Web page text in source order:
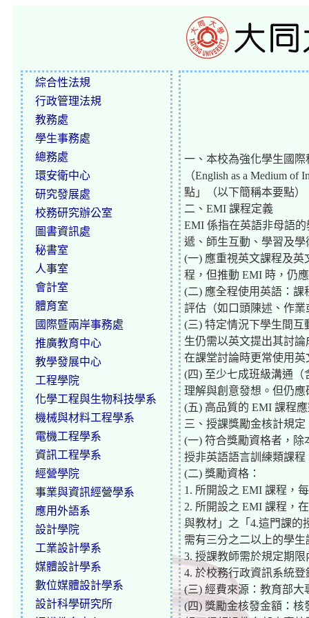
綜合性法規
行政管理法規
教務處
學生事務處
總務處
環安衛中心
研究發展處
校務研究辦公室
圖書資訊處
秘書室
人事室
會計室
體育室
國際暨兩岸事務處
推廣教育中心
教學發展中心
工程學院
化學工程與生物科技學系
機械與材料工程學系
電機工程學系
資訊工程學系
經營學院
事業與資訊經營學系
應用外語系
設計學院
工業設計學系
媒體設計學系
數位媒體設計學系
設計科學研究所
一、本校為強化學生國
（English as a Medium
點」（以下簡稱本要點）
二、EMI 課程定義
EMI 係指在英語非母語的
遞、師生互動、學習及
(一) 應重視英文課程及
程，但推動 EMI 時，仍
(二) 應全程使用英語：
評估（如口頭陳述、作業
(三) 特定情況下學生間
生仍需以英文提出其討
在課堂討論時更常使用英
(四) 至少七成班級溝通
理解與創意發想。但仍
(五) 高品質的 EMI 課程
三、授課獎勵金核計規定
(一) 符合獎勵資格者，除
授非英語語言訓練類課
(二) 獎勵資格：
1. 所開設之 EMI 課程，
2. 所開設之 EMI 課程，
與教材」之「4.這門課的
需有三分之二以上的學
3. 授課教師需於規定期
4. 於校務行政資訊系統
(三) 經費來源：教育部
(四) 獎勵金核發金額：核